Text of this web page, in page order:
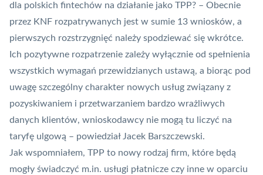
dla polskich fintechów na działanie jako TPP? – Obecnie
przez KNF rozpatrywanych jest w sumie 13 wniosków, a
pierwszych rozstrzygnięć należy spodziewać się wkrótce.
Ich pozytywne rozpatrzenie zależy wyłącznie od spełnienia
wszystkich wymagań przewidzianych ustawą, a biorąc pod
uwagę szczególny charakter nowych usług związany z
pozyskiwaniem i przetwarzaniem bardzo wrażliwych
danych klientów, wnioskodawcy nie mogą tu liczyć na
taryfę ulgową – powiedział Jacek Barszczewski.
Jak wspomniałem, TPP to nowy rodzaj firm, które będą
mogły świadczyć m.in. usługi płatnicze czy inne w oparciu